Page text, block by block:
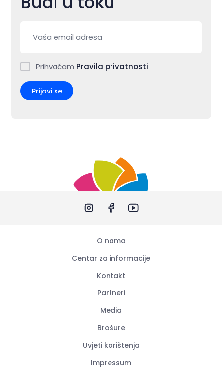
Prihvaćam Pravila privatnosti
Prijavi se
O nama
Centar za informacije
Kontakt
Partneri
Media
Brošure
Uvjeti korištenja
Impressum